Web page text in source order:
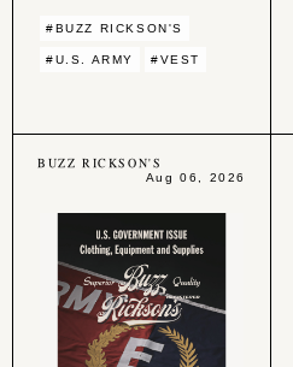
#BUZZ RICKSON'S
#U.S. ARMY #VEST
BUZZ RICKSON'S
Aug 06, 2026